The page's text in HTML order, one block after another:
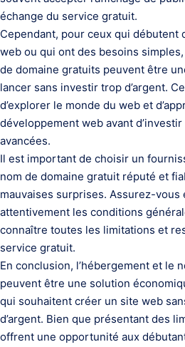
échange du service gratuit.
Cependant, pour ceux qui débutent
web ou qui ont des besoins
de domaine gratuits peuvent être
lancer sans investir trop d’argent.
d’explorer le monde du web et
développement web avant
avancées.
Il est important de choisir un
nom de domaine gratuit réputé et
mauvaises surprises. Assurez-vous
attentivement les conditions
connaître toutes les limitations et
service gratuit.
En conclusion, l’hébergement et le
peuvent être une solution
qui souhaitent créer un site web
d’argent. Bien que présentant des
offrent une opportunité aux